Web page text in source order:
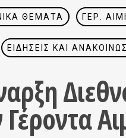
ΘΈΜΑΤΑ ΓΈΡ.
ΕΙΔΉΣΕΙΣ ΚΑΙ
Γέροντα